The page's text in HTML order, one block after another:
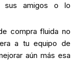
sus amigos o lo
compra fluida no
a tu equipo de
aún más esa